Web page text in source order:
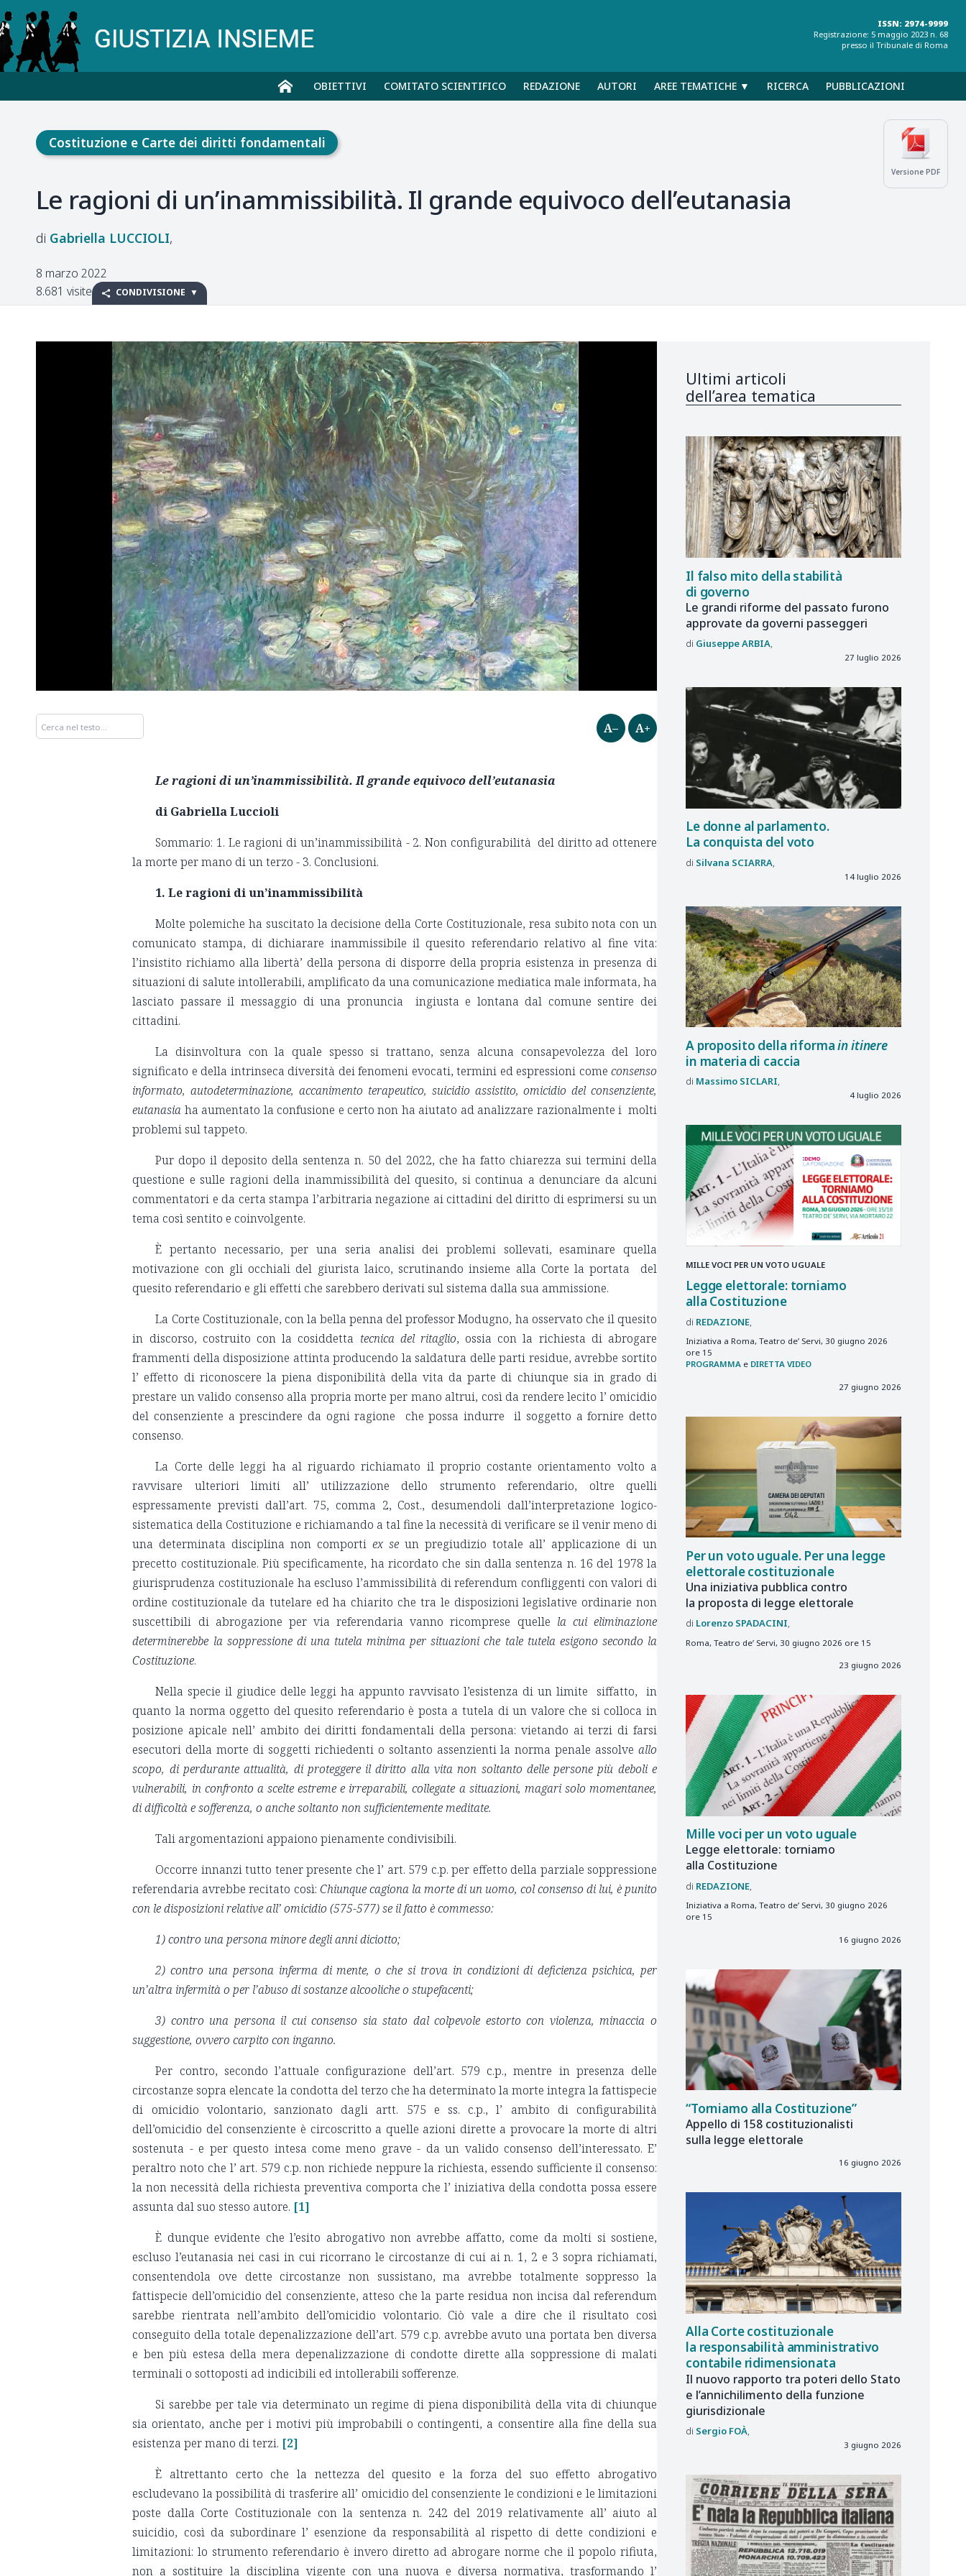
ISSN: 2974-9999
Registrazione: 5 maggio 2023 n. 68
presso il Tribunale di Roma
OBIETTIVI COMITATO SCIENTIFICO REDAZIONE AUTORI AREE TEMATICHE ▼ RICERCA PUBBLICAZIONI
Versione PDF
Costituzione e Carte dei diritti fondamentali
Le ragioni di un’inammissibilità. Il grande equivoco dell’eutanasia
Gabriella LUCCIOLI
8 marzo 2022
8.681 visite
CONDIVISIONE
A– A+
Le ragioni di un’inammissibilità. Il grande equivoco dell’eutanasia
di Gabriella Luccioli
Sommario: 1. Le ragioni di un’inammissibilità - 2. Non configurabilità del diritto ad ottenere
la morte per mano di un terzo - 3. Conclusioni.
1. Le ragioni di un’inammissibilità
Molte polemiche ha suscitato la decisione della Corte Costituzionale, resa subito nota con un
comunicato stampa, di dichiarare inammissibile il quesito referendario relativo al fine vita:
l’insistito richiamo alla libertà’ della persona di disporre della propria esistenza in presenza di
situazioni di salute intollerabili, amplificato da una comunicazione mediatica male informata, ha
lasciato passare il messaggio di una pronuncia ingiusta e lontana dal comune sentire dei
cittadini.
La disinvoltura con la quale spesso si trattano, senza alcuna consapevolezza del loro
significato e della intrinseca diversità dei fenomeni evocati, termini ed espressioni come consenso
informato, autodeterminazione, accanimento terapeutico, suicidio assistito, omicidio del consenziente,
eutanasia ha aumentato la confusione e certo non ha aiutato ad analizzare razionalmente i molti
problemi sul tappeto.
Pur dopo il deposito della sentenza n. 50 del 2022, che ha fatto chiarezza sui termini della
questione e sulle ragioni della inammissibilità del quesito, si continua a denunciare da alcuni
commentatori e da certa stampa l’arbitraria negazione ai cittadini del diritto di esprimersi su un
tema così sentito e coinvolgente.
È pertanto necessario, per una seria analisi dei problemi sollevati, esaminare quella
motivazione con gli occhiali del giurista laico, scrutinando insieme alla Corte la portata del
quesito referendario e gli effetti che sarebbero derivati sul sistema dalla sua ammissione.
La Corte Costituzionale, con la bella penna del professor Modugno, ha osservato che il quesito
in discorso, costruito con la cosiddetta tecnica del ritaglio, ossia con la richiesta di abrogare
frammenti della disposizione attinta producendo la saldatura delle parti residue, avrebbe sortito
l’ effetto di riconoscere la piena disponibilità della vita da parte di chiunque sia in grado di
prestare un valido consenso alla propria morte per mano altrui, così da rendere lecito l’ omicidio
del consenziente a prescindere da ogni ragione che possa indurre il soggetto a fornire detto
consenso.
La Corte delle leggi ha al riguardo richiamato il proprio costante orientamento volto a
ravvisare ulteriori limiti all’ utilizzazione dello strumento referendario, oltre quelli
espressamente previsti dall’art. 75, comma 2, Cost., desumendoli dall’interpretazione logico-
sistematica della Costituzione e richiamando a tal fine la necessità di verificare se il venir meno di
una determinata disciplina non comportiex se un pregiudizio totale all’ applicazione di un
precetto costituzionale. Più specificamente, ha ricordato che sin dalla sentenza n. 16 del 1978 la
giurisprudenza costituzionale ha escluso l’ammissibilità di referendum confliggenti con valori di
ordine costituzionale da tutelare ed ha chiarito che tra le disposizioni legislative ordinarie non
suscettibili di abrogazione per via referendaria vanno ricomprese quelle la cui eliminazione
determinerebbe la soppressione di una tutela minima per situazioni che tale tutela esigono secondo la
Costituzione.
Nella specie il giudice delle leggi ha appunto ravvisato l’esistenza di un limite siffatto, in
quanto la norma oggetto del quesito referendario è posta a tutela di un valore che si colloca in
posizione apicale nell’ ambito dei diritti fondamentali della persona: vietando ai terzi di farsi
esecutori della morte di soggetti richiedenti o soltanto assenzienti la norma penale assolve allo
scopo, di perdurante attualità, di proteggere il diritto alla vita non soltanto delle persone più deboli e
vulnerabili, in confronto a scelte estreme e irreparabili, collegate a situazioni, magari solo momentanee,
di difficoltà e sofferenza, o anche soltanto non sufficientemente meditate.
Tali argomentazioni appaiono pienamente condivisibili.
Occorre innanzi tutto tener presente che l’ art. 579 c.p. per effetto della parziale soppressione
referendaria avrebbe recitato così: Chiunque cagiona la morte di un uomo, col consenso di lui, è punito
con le disposizioni relative all’ omicidio (575-577) se il fatto è commesso:
1) contro una persona minore degli anni diciotto;
2) contro una persona inferma di mente, o che si trova in condizioni di deficienza psichica, per
un’altra infermità o per l’abuso di sostanze alcooliche o stupefacenti;
3) contro una persona il cui consenso sia stato dal colpevole estorto con violenza, minaccia o
suggestione, ovvero carpito con inganno.
Per contro, secondo l’attuale configurazione dell’art. 579 c.p., mentre in presenza delle
circostanze sopra elencate la condotta del terzo che ha determinato la morte integra la fattispecie
di omicidio volontario, sanzionato dagli artt. 575 e ss. c.p., l’ ambito di configurabilità
dell’omicidio del consenziente è circoscritto a quelle azioni dirette a provocare la morte di altri
sostenuta - e per questo intesa come meno grave - da un valido consenso dell’interessato. E’
peraltro noto che l’ art. 579 c.p. non richiede neppure la richiesta, essendo sufficiente il consenso:
la non necessità della richiesta preventiva comporta che l’ iniziativa della condotta possa essere
assunta dal suo stesso autore. [1]
È dunque evidente che l’esito abrogativo non avrebbe affatto, come da molti si sostiene,
escluso l’eutanasia nei casi in cui ricorrano le circostanze di cui ai n. 1, 2 e 3 sopra richiamati,
consentendola ove dette circostanze non sussistano, ma avrebbe totalmente soppresso la
fattispecie dell’omicidio del consenziente, atteso che la parte residua non incisa dal referendum
sarebbe rientrata nell’ambito dell’omicidio volontario. Ciò vale a dire che il risultato così
conseguito della totale depenalizzazione dell’art. 579 c.p. avrebbe avuto una portata ben diversa
e ben più estesa della mera depenalizzazione di condotte dirette alla soppressione di malati
terminali o sottoposti ad indicibili ed intollerabili sofferenze.
Si sarebbe per tale via determinato un regime di piena disponibilità della vita di chiunque
sia orientato, anche per i motivi più improbabili o contingenti, a consentire alla fine della sua
esistenza per mano di terzi. [2]
È altrettanto certo che la nettezza del quesito e la forza del suo effetto abrogativo
escludevano la possibilità di trasferire all’ omicidio del consenziente le condizioni e le limitazioni
poste dalla Corte Costituzionale con la sentenza n. 242 del 2019 relativamente all’ aiuto al
suicidio, così da subordinare l’ esenzione da responsabilità al rispetto di dette condizioni e
limitazioni: lo strumento referendario è invero diretto ad abrogare norme che il popolo rifiuta,
non a sostituire la disciplina vigente con una nuova e diversa normativa, trasformando l’
Ultimi articoli
dell’area tematica
Il falso mito della stabilità
di governo
Le grandi riforme del passato furono
approvate da governi passeggeri
GiuseppeARBIA
27 luglio 2026
Le donne al parlamento.
La conquista del voto
Silvana SCIARRA
14 luglio 2026
A proposito della riformain itinere
in materia di caccia
Massimo SICLARI
4 luglio 2026
MILLE VOCI PER UN VOTO UGUALE
Legge elettorale: torniamo
alla Costituzione
REDAZIONE
Iniziativa a Roma, Teatro de’ Servi, 30 giugno 2026
ore 15
PROGRAMMA e DIRETTA VIDEO
27 giugno 2026
Per un voto uguale. Per una legge
elettorale costituzionale
Una iniziativa pubblica contro
la proposta di legge elettorale
Lorenzo SPADACINI
Roma, Teatro de’ Servi, 30 giugno 2026 ore 15
23 giugno 2026
Mille voci per un voto uguale
Legge elettorale: torniamo
alla Costituzione
REDAZIONE
Iniziativa a Roma, Teatro de’ Servi, 30 giugno 2026
ore 15
16 giugno 2026
“Torniamo alla Costituzione”
Appello di 158 costituzionalisti
sulla legge elettorale
16 giugno 2026
Alla Corte costituzionale
la responsabilità amministrativo
contabile ridimensionata
Il nuovo rapporto tra poteri dello Stato
e l’annichilimento della funzione
giurisdizionale
Sergio FOÀ
3 giugno 2026